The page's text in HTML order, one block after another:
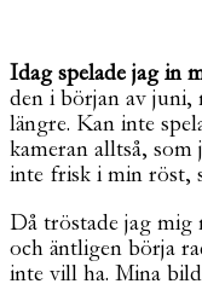
Idag spelade jag in
den i början av juni,
längre. Kan inte
kameran alltså,
inte frisk i min röst,
Då tröstade jag mig
och äntligen börja
inte vill ha. Mina